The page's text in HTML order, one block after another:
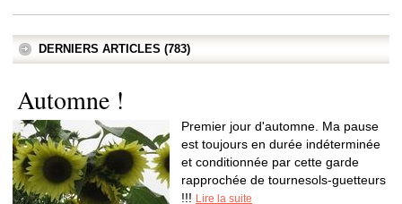
DERNIERS ARTICLES (783)
Automne !
Premier jour d'automne. Ma pause
est toujours en durée indéterminée
et conditionnée par cette garde
rapprochée de tournesols-guetteurs
!!! Lire la suite